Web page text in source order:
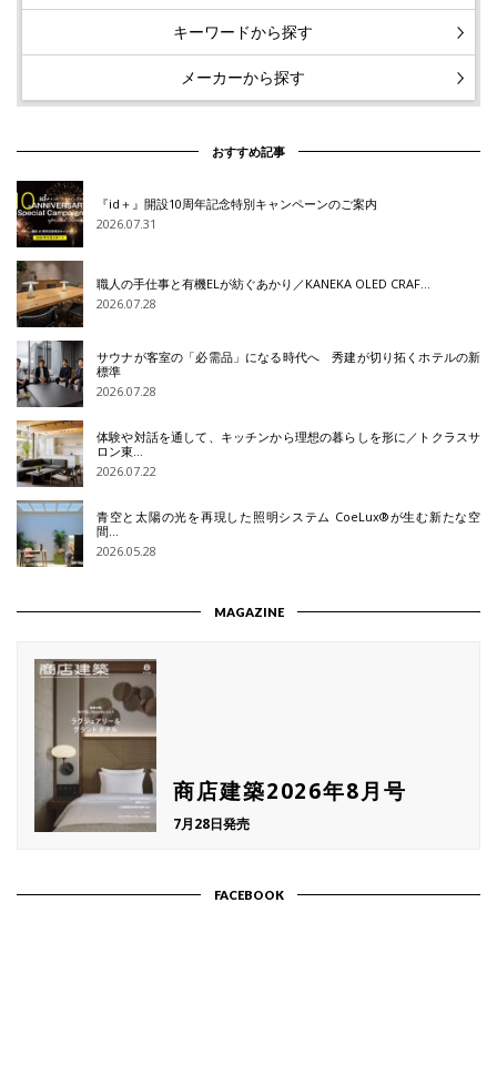
キーワードから探す
メーカーから探す
おすすめ記事
『id＋』開設10周年記念特別キャンペーンのご案内
2026.07.31
職人の手仕事と有機ELが紡ぐあかり／KANEKA OLED CRAF…
2026.07.28
サウナが客室の「必需品」になる時代へ 秀建が切り拓くホテルの新
標準
2026.07.28
体験や対話を通して、キッチンから理想の暮らしを形に／トクラスサ
ロン東…
2026.07.22
青空と太陽の光を再現した照明システム CoeLux®が生む新たな空
間…
2026.05.28
MAGAZINE
商店建築2026年8月号
7月28日発売
FACEBOOK